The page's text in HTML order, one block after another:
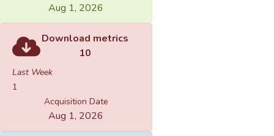
Aug 1, 2026
Download metrics
10
Last Week
1
Acquisition Date
Aug 1, 2026